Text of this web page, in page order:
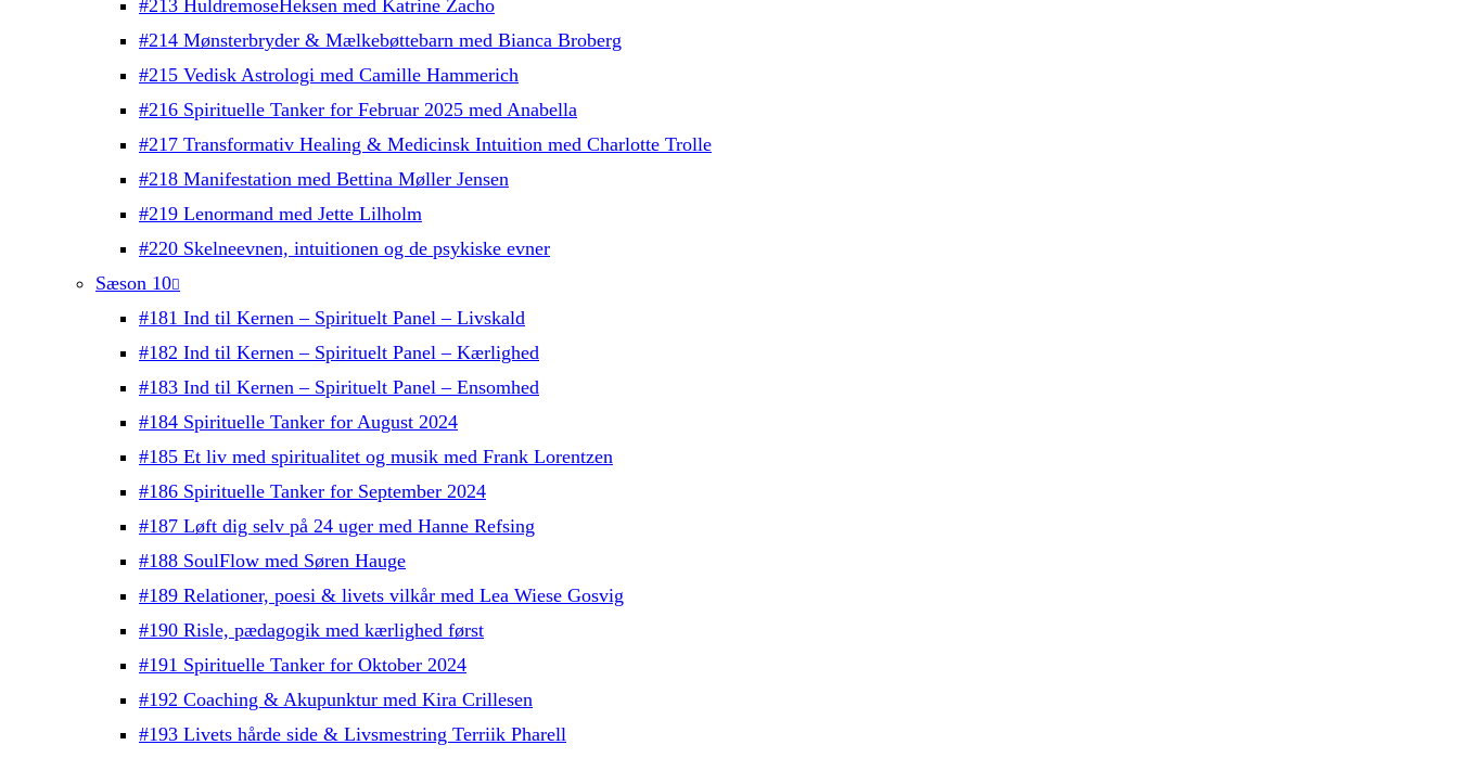
#213 HuldremoseHeksen med Katrine Zacho
#214 Mønsterbryder & Mælkebøttebarn med Bianca Broberg
#215 Vedisk Astrologi med Camille Hammerich
#216 Spirituelle Tanker for Februar 2025 med Anabella
#217 Transformativ Healing & Medicinsk Intuition med Charlotte Trolle
#218 Manifestation med Bettina Møller Jensen
#219 Lenormand med Jette Lilholm
#220 Skelneevnen, intuitionen og de psykiske evner
Sæson 10
#181 Ind til Kernen – Spirituelt Panel – Livskald
#182 Ind til Kernen – Spirituelt Panel – Kærlighed
#183 Ind til Kernen – Spirituelt Panel – Ensomhed
#184 Spirituelle Tanker for August 2024
#185 Et liv med spiritualitet og musik med Frank Lorentzen
#186 Spirituelle Tanker for September 2024
#187 Løft dig selv på 24 uger med Hanne Refsing
#188 SoulFlow med Søren Hauge
#189 Relationer, poesi & livets vilkår med Lea Wiese Gosvig
#190 Risle, pædagogik med kærlighed først
#191 Spirituelle Tanker for Oktober 2024
#192 Coaching & Akupunktur med Kira Crillesen
#193 Livets hårde side & Livsmestring Terriik Pharell